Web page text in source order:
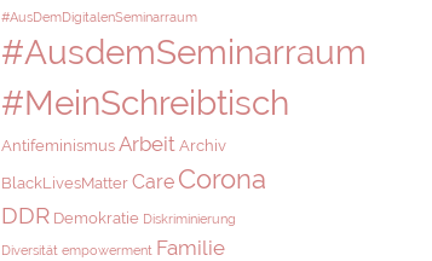
#AusDemDigitalenSeminarraum
#AusdemSeminarraum
#MeinSchreibtisch
Antifeminismus Arbeit Archiv
BlackLivesMatter Care Corona
DDR Demokratie Diskriminierung
Diversität empowerment Familie